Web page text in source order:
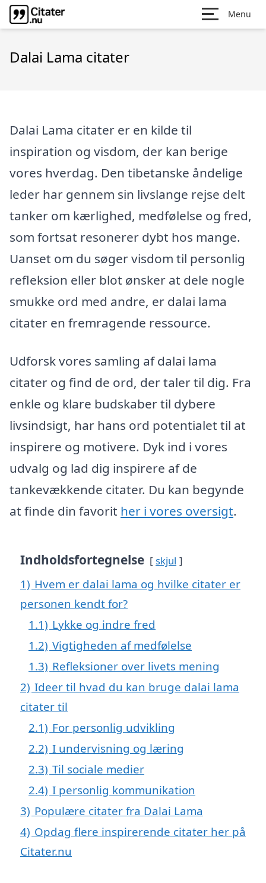
Menu
Dalai Lama citater
Dalai Lama citater er en kilde til
inspiration og visdom, der kan berige
vores hverdag. Den tibetanske åndelige
leder har gennem sin livslange rejse delt
tanker om kærlighed, medfølelse og fred,
som fortsat resonerer dybt hos mange.
Uanset om du søger visdom til personlig
refleksion eller blot ønsker at dele nogle
smukke ord med andre, er dalai lama
citater en fremragende ressource.
Udforsk vores samling af dalai lama
citater og find de ord, der taler til dig. Fra
enkle og klare budskaber til dybere
livsindsigt, har hans ord potentialet til at
inspirere og motivere. Dyk ind i vores
udvalg og lad dig inspirere af de
tankevækkende citater. Du kan begynde
at finde din favorit her i vores oversigt.
Indholdsfortegnelse skjul
1) Hvem er dalai lama og hvilke citater er
personen kendt for?
1.1) Lykke og indre fred
1.2) Vigtigheden af medfølelse
1.3) Refleksioner over livets mening
2) Ideer til hvad du kan bruge dalai lama
citater til
2.1) For personlig udvikling
2.2) I undervisning og læring
2.3) Til sociale medier
2.4) I personlig kommunikation
3) Populære citater fra Dalai Lama
4) Opdag flere inspirerende citater her på
Citater.nu